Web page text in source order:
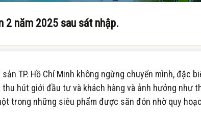
2 năm 2025 sau sát nhập.
TP. Hồ Chí Minh không ngừng chuyển mình, đặc
hút giới đầu tư và khách hàng và ảnh hưởng như
trong những siêu phẩm được săn đón nhờ quy